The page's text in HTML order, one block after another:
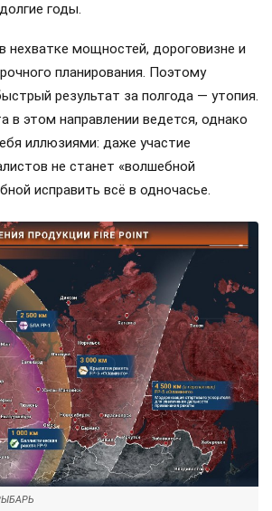
годы.
нехватке мощностей, дороговизне и
планирования. Поэтому
результат за полгода — утопия.
в этом направлении ведется, однако
иллюзиями: даже участие
не станет «волшебной
исправить всё в одночасье.